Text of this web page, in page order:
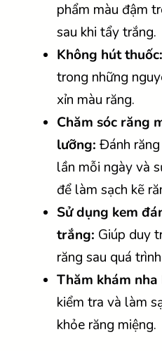
phẩm màu đậm
sau khi tẩy trắng.
Không hút thuốc:
trong những
xỉn màu răng.
Chăm sóc răng
lưỡng: Đánh
lần mỗi ngày và
để làm sạch kẽ
Sử dụng kem
trắng: Giúp duy
răng sau quá
Thăm khám
kiểm tra và làm
khỏe răng miệng.